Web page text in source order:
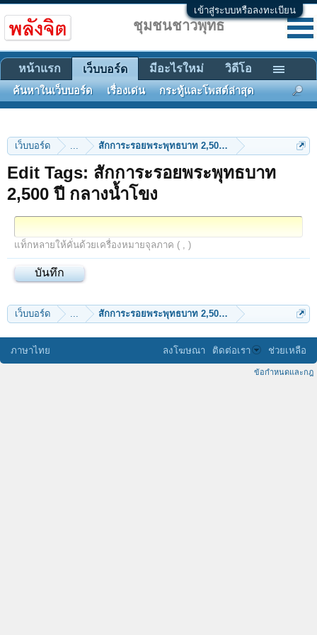
เข้าสู่ระบบหรือลงทะเบียน
เว็บบอร์ด ... สักการะรอยพระพุทธบาท 2,500 ปี กลางน้ำโขง
Edit Tags: สักการะรอยพระพุทธบาท
2,500 ปี กลางน้ำโขง
แท็กหลายให้คั่นด้วยเครื่องหมายจุลภาค ( , )
เว็บบอร์ด ... สักการะรอยพระพุทธบาท 2,500 ปี กลางน้ำโขง
ชุมชนชาวพุทธ
หน้าแรก เว็บบอร์ด
ค้นหาในเว็บบอร์ด เรื่องเด่น กระทู้และโพสต์ล่าสุด
มีอะไรใหม่ วิดีโอ
ภาษาไทย ลงโฆษณา ติดต่อเรา ช่วยเหลือ
ข้อกำหนดและกฎ